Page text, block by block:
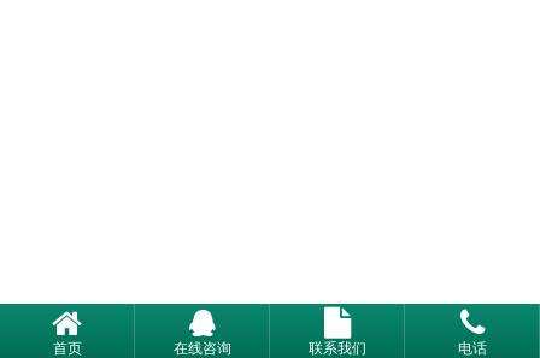
首页 在线咨询 联系我们 电话